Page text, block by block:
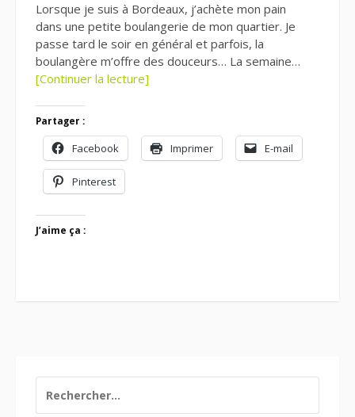
Lorsque je suis à Bordeaux, j’achète mon pain
dans une petite boulangerie de mon quartier. Je
passe tard le soir en général et parfois, la
boulangère m’offre des douceurs… La semaine…
[Continuer la lecture]
Partager :
Facebook Imprimer E-mail
Pinterest
J’aime ça :